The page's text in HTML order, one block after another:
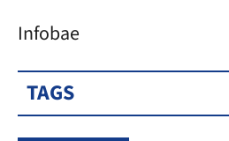
Infobae
TAGS